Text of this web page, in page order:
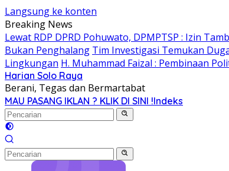
Langsung ke konten
Breaking News
Lewat RDP DPRD Pohuwato, DPMPTSP : Izin
Bukan Penghalang Tim Investigasi Temukan
Lingkungan H. Muhammad Faizal : Pembinaan
Harian Solo Raya
Berani, Tegas dan Bermartabat
MAU PASANG IKLAN ? KLIK DI SINI !Indeks